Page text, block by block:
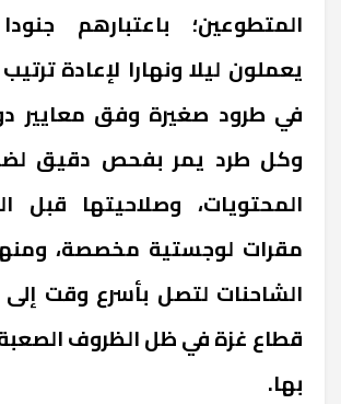
المتطوعين؛ باعتبارهم
يعملون ليلا ونهارا لإعادة
في طرود صغيرة وفق معايير
وكل طرد يمر بفحص دقيق
المحتويات، وصلاحيتها قبل
مقرات لوجستية مخصصة،
الشاحنات لتصل بأسرع وقت
قطاع غزة في ظل الظروف
بها.